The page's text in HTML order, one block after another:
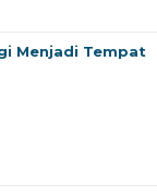
Menjadi Tempat